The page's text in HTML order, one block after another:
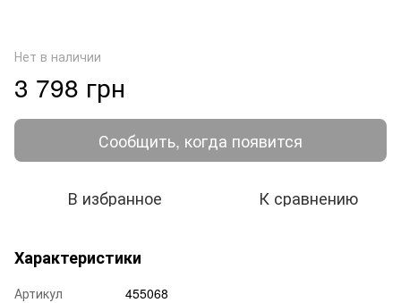
Нет в наличии
3 798 грн
Сообщить, когда появится
В избранное К сравнению
Характеристики
Артикул
455068